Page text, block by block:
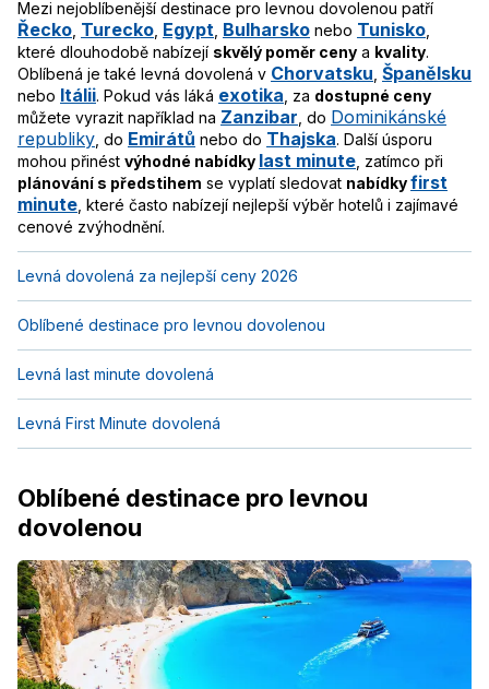
Mezi nejoblíbenější destinace pro levnou dovolenou patří
Řecko Turecko Egypt Bulharsko nebo Tunisko
které dlouhodobě nabízejí skvělý poměr ceny a kvality.
Oblíbená je také levná dovolená v Chorvatsku Španělsku
nebo Itálii. Pokud vás láká exotika , za dostupné ceny
můžete vyrazit například na Zanzibar , do Dominikánské
republiky , do Emirátů nebo do Thajska. Další úsporu
mohou přinést výhodné nabídky last minute , zatímco při
plánování s předstihem se vyplatí sledovat nabídkyfirst
minute , které často nabízejí nejlepší výběr hotelů i zajímavé
cenové zvýhodnění.
Levná dovolená za nejlepší ceny 2026
Oblíbené destinace pro levnou dovolenou
Levná last minute dovolená
Levná First Minute dovolená
Oblíbené destinace pro levnou
dovolenou